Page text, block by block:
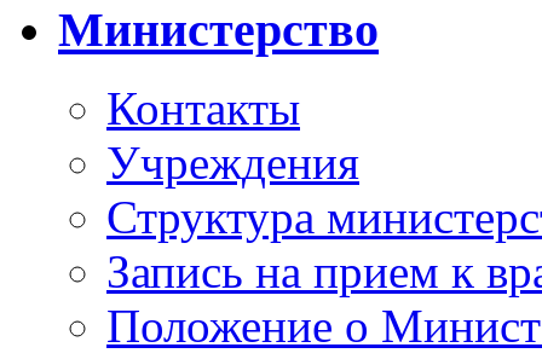
Министерство
Контакты
Учреждения
Структура
Запись на прием к
Положение о